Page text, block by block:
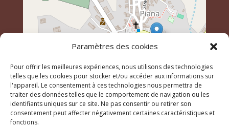
Paramètres des cookies
Pour offrir les meilleures expériences, nous utilisons des technologies
telles que les cookies pour stocker et/ou accéder aux informations sur
l'appareil. Le consentement à ces technologies nous permettra de
traiter des données telles que le comportement de navigation ou les
identifiants uniques sur ce site. Ne pas consentir ou retirer son
consentement peut affecter négativement certaines caractéristiques et
fonctions.
Leaflet, \r\n©OpenStreetMapcontributeurs